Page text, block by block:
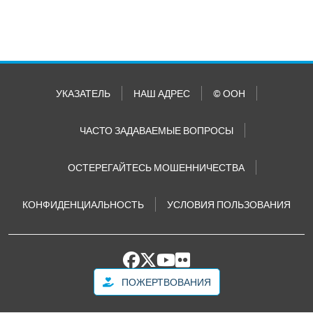
УКАЗАТЕЛЬ НАШ АДРЕС © ООН
ЧАСТО ЗАДАВАЕМЫЕ ВОПРОСЫ
ОСТЕРЕГАЙТЕСЬ МОШЕННИЧЕСТВА
КОНФИДЕНЦИАЛЬНОСТЬ УСЛОВИЯ ПОЛЬЗОВАНИЯ
ПОЖЕРТВОВАНИЯ